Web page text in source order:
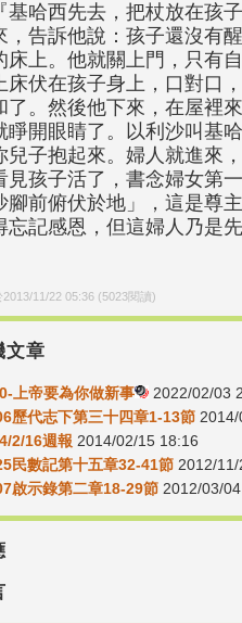
『基哈西先去，把杖放在孩
，告訴他說：孩子還沒有
床上。他就關上門，只有
床伏在孩子身上，口對口
了。然後他下來，在屋裡
睜開眼睛了。以利沙叫基
兒子抱起來。婦人就進來
見孩子活了，書念婦女第
腳前俯伏於地」，這是尊
忘記感恩，但這婦人乃是先
2013/11/22 05:36(5023閱讀)
文章
上帝要為你做新事
2022/02/03
歷代志下第三十四章1-13節2014/
2/16週報 2014/02/15 18:16
民數記第十五章32-41節2012/11/
啟示錄第二章18-29節2012/03/